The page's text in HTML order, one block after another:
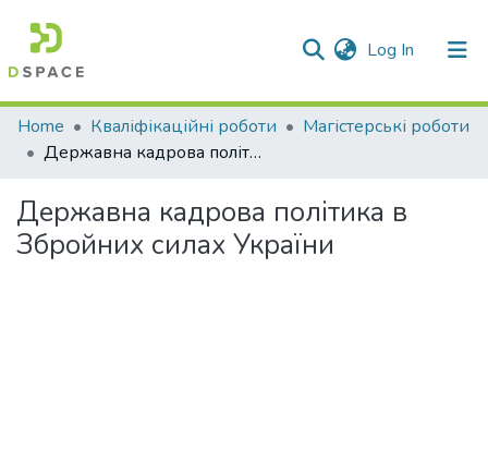
Log In (current)
Communities & Collections
All of DSpace
Statistics
Home Кваліфікаційні роботи
Магістерські роботи
Державна кадрова політика в Збройних силах України
Державна кадрова політика в
Збройних силах України